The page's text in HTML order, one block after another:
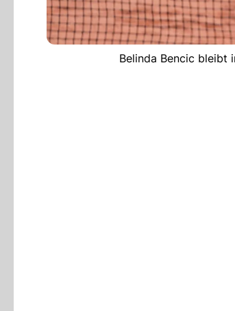
Belinda Bencic bleibt